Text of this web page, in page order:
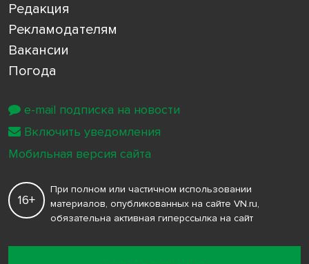
Редакция
Рекламодателям
Вакансии
Погода
16+
При полном или частичном использовании
материалов, опубликованных на сайте VN.ru,
обязательна активная гиперссылка на сайт
e-mail подписка на новости
Включить уведомления
Мобильная версия сайта